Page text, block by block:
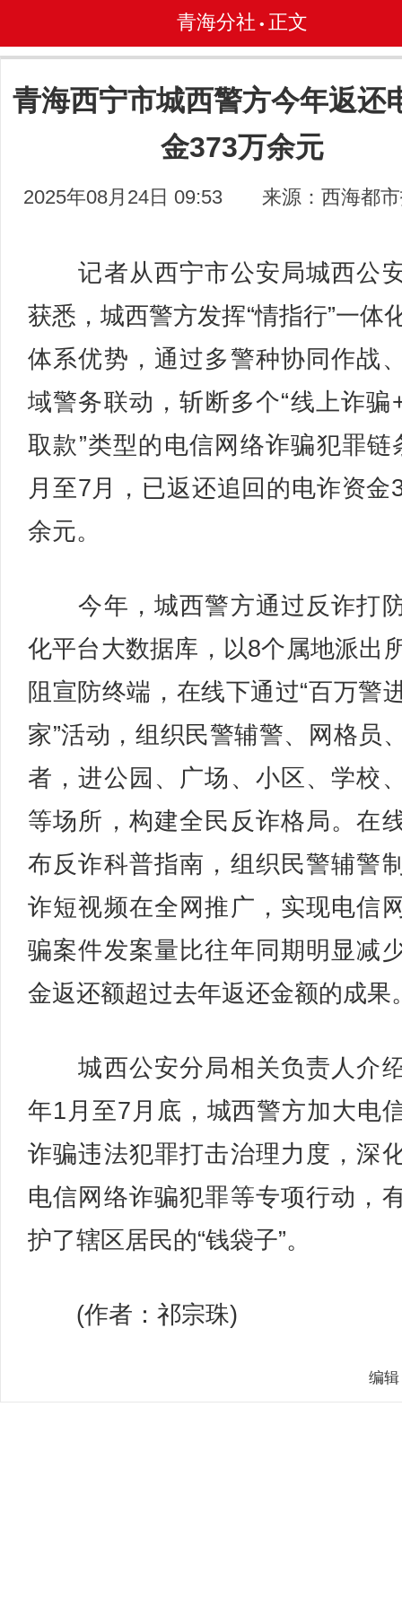
青海分社 • 正文
青海西宁市城西警方今年返还
金373万余元
2025年08月24日 09:53 来源：西海都
记者从西宁市公安局城西公
获悉，城西警方发挥“情指行”一体
体系优势，通过多警种协同作战
域警务联动，斩断多个“线上诈骗
取款”类型的电信网络诈骗犯罪链
月至7月，已返还追回的电诈资金
余元。
今年，城西警方通过反诈打
化平台大数据库，以8个属地派出
阻宣防终端，在线下通过“百万警
家”活动，组织民警辅警、网格员
者，进公园、广场、小区、学校
等场所，构建全民反诈格局。在
布反诈科普指南，组织民警辅警
诈短视频在全网推广，实现电信
骗案件发案量比往年同期明显减
金返还额超过去年返还金额的成果
城西公安分局相关负责人介
年1月至7月底，城西警方加大电
诈骗违法犯罪打击治理力度，深
电信网络诈骗犯罪等专项行动，
护了辖区居民的“钱袋子”。
(作者：祁宗珠)
编